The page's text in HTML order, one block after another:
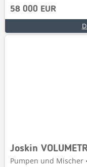
58 000 EUR
Joskin
Pumpen und Mischer